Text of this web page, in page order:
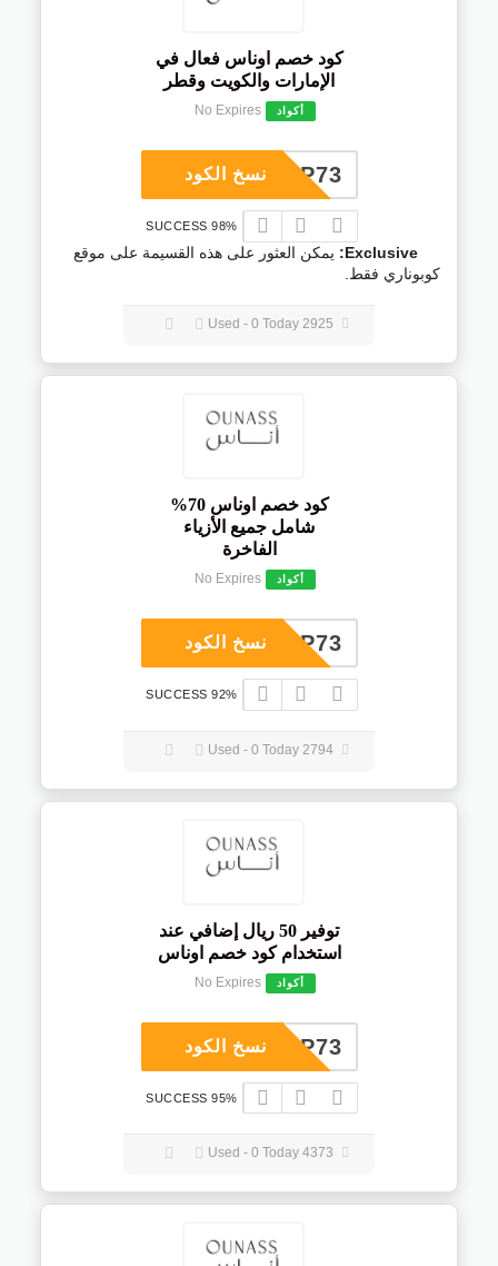
كود خصم اوناس فعال في
الإمارات والكويت وقطر
أكواد No Expires
COUP73نسخ الكود
98% SUCCESS
Exclusive:
يمكن العثور على هذه القسيمة على موقع
كوبوناري فقط.
كود خصم اوناس 70%
شامل جميع الأزياء
الفاخرة
أكواد No Expires
COUP73نسخ الكود
92% SUCCESS
2794 Used - 0 Today
توفير 50 ريال إضافي عند
استخدام كود خصم اوناس
أكواد No Expires
COUP73نسخ الكود
95% SUCCESS